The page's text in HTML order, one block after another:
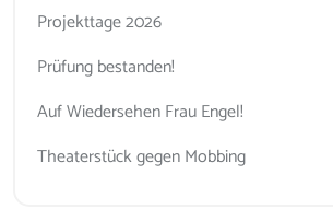
Projekttage 2026
Prüfung bestanden!
Auf Wiedersehen Frau Engel!
Theaterstück gegen Mobbing